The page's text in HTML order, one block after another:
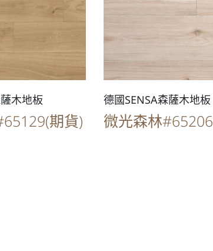
木地板
期貨)
德國SENSA森薩木地板
微光森林#65206